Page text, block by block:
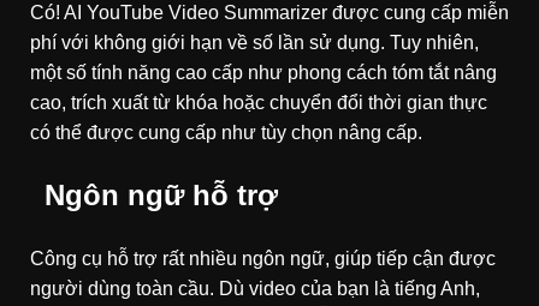
Có! AI YouTube Video Summarizer được cung cấp miễn
phí với không giới hạn về số lần sử dụng. Tuy nhiên,
một số tính năng cao cấp như phong cách tóm tắt nâng
cao, trích xuất từ khóa hoặc chuyển đổi thời gian thực
có thể được cung cấp như tùy chọn nâng cấp.
Ngôn ngữ hỗ trợ
Công cụ hỗ trợ rất nhiều ngôn ngữ, giúp tiếp cận được
người dùng toàn cầu. Dù video của bạn là tiếng Anh,